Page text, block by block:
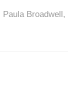
Paula Broadwell,